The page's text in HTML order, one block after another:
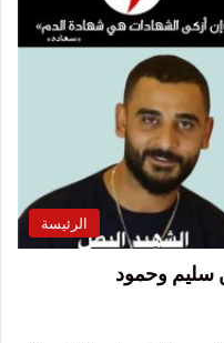
الرئيسة
سليم وحمود